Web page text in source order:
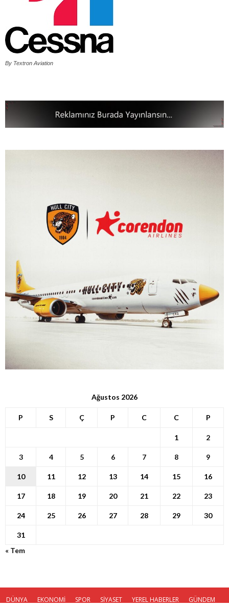
By Textron Aviation
Ağustos 2026
P S Ç P C C P
1 2
3 4 5 6 7 8 9
10 11 12 13 14 15 16
17 18 19 20 21 22 23
24 25 26 27 28 29 30
31
« Tem
DÜNYA EKONOMİ SPOR SİYASET YEREL HABERLER
GÜNDEM